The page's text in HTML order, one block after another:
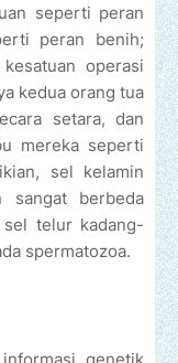
seperti peran
peran benih;
operasi
kedua orang tua
setara, dan
mereka seperti
sel kelamin
sangat berbeda
telur kadang-
spermatozoa.
genetik